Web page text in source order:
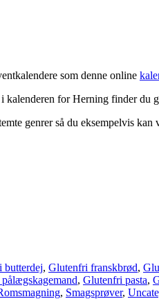
som denne online
for Herning finder du
genrer så du eksempelvis
butterdej, Glutenfri franskbrød,
, Glutenfri pasta,
, Smagsprøver,